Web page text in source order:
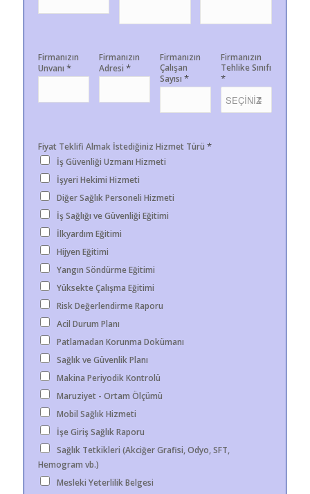
Firmanızın
Unvanı *
Firmanızın
Adresi *
Firmanızın
Çalışan
Sayısı *
Firmanızın
Tehlike Sınıfı
*
Fiyat Teklifi Almak İstediğiniz Hizmet Türü *
İş Güvenliği Uzmanı Hizmeti
İşyeri Hekimi Hizmeti
Diğer Sağlık Personeli Hizmeti
İş Sağlığı ve Güvenliği Eğitimi
İlkyardım Eğitimi
Hijyen Eğitimi
Yangın Söndürme Eğitimi
Yüksekte Çalışma Eğitimi
Risk Değerlendirme Raporu
Acil Durum Planı
Patlamadan Korunma Dokümanı
Sağlık ve Güvenlik Planı
Makina Periyodik Kontrolü
Maruziyet - Ortam Ölçümü
Mobil Sağlık Hizmeti
İşe Giriş Sağlık Raporu
Sağlık Tetkikleri (Akciğer Grafisi, Odyo, SFT,
Hemogram vb.)
Mesleki Yeterlilik Belgesi